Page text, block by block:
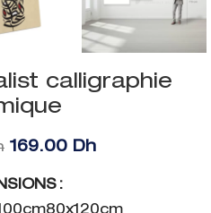
calligraphie
169.00 Dh